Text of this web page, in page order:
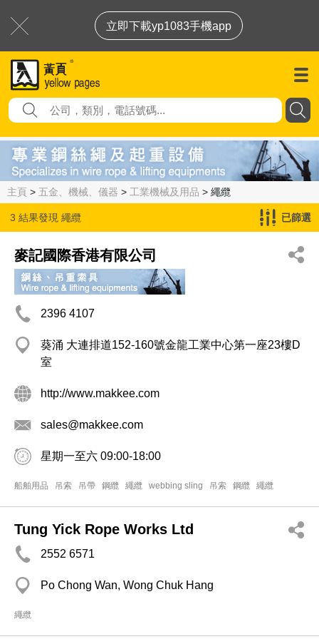
立即下載yp1083手機app
主頁 > 五金、機械、儀器 > 工業機械及用品 > 繩纜
3 結果發現 繩纜 已篩選
麥記國際香港有限公司
2396 4107
葵涌 大連排道152-160號金龍工業中心第一座23樓D
室
http://www.makkee.com
sales@makkee.com
星期一至六 09:00-18:00
船舶用品 吊索 吊帶 鋼纜 繩纜 webbing sling 吊索 鋼纜 繩纜
Tung Yick Rope Works Ltd
2552 6571
Po Chong Wan, Wong Chuk Hang
繩纜